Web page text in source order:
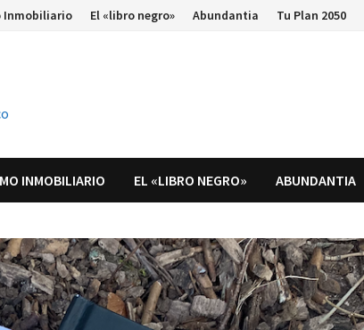
Inmobiliario El «libro negro» Abundantia Tu Plan 2050
INMOBILIARIO EL «LIBRO NEGRO» ABUNDANTIA